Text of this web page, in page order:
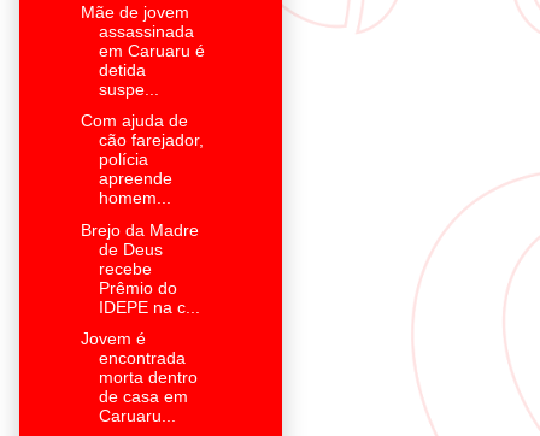
Mãe de jovem
assassinada
em Caruaru é
detida
suspe...
Com ajuda de
cão farejador,
polícia
apreende
homem...
Brejo da Madre
de Deus
recebe
Prêmio do
IDEPE na c...
Jovem é
encontrada
morta dentro
de casa em
Caruaru...